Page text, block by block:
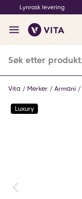
Lynrask levering
Vita Merker Armani
Luxury